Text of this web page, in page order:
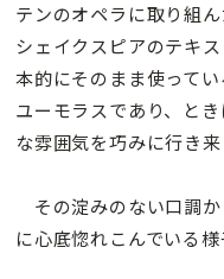
テンのオペラに取り組
シェイクスピアのテキ
本的にそのまま使ってい
ユーモラスであり、と
な雰囲気を巧みに行き来
その淀みのない口調
に心底惚れこんでいる様